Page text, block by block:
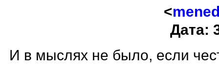
<
Дата:
И в мыслях не было, если